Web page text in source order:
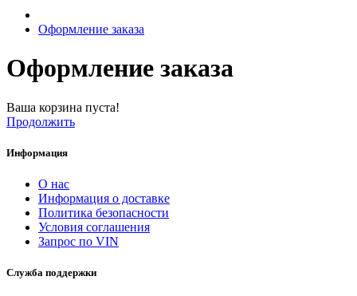
Оформление заказа
Оформление заказа
Ваша корзина пуста!
Продолжить
Информация
О нас
Информация о доставке
Политика безопасности
Условия соглашения
Запрос по VIN
Служба поддержки